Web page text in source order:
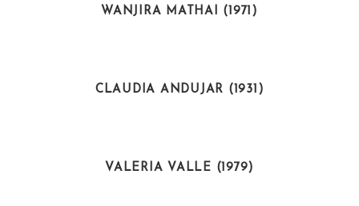
WANJIRA MATHAI (1971)
CLAUDIA ANDUJAR (1931)
VALERIA VALLE (1979)